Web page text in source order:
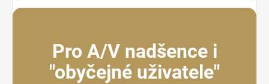
Pro A/V nadšence i
"obyčejné uživatele"